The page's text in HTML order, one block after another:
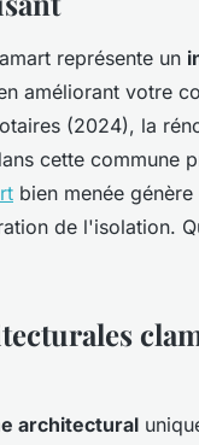
représente un
améliorant votre
(2024), la
cette commune
bien menée
de l'isolation.
architectural